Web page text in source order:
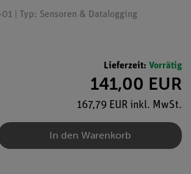
| Typ: Sensoren & Datalogging
Lieferzeit: Vorrätig
141,00 EUR
167,79 EUR inkl. MwSt.
In den Warenkorb